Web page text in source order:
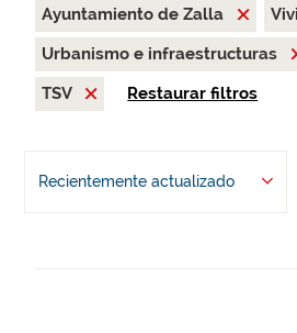
Ayuntamiento de Zalla
Urbanismo e infraestructuras
TSV
Restaurar filtros
Recientemente actualizado